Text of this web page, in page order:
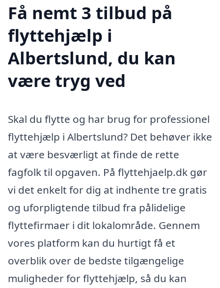
Få nemt 3 tilbud på
flyttehjælp i
Albertslund, du kan
være tryg ved
Skal du flytte og har brug for professionel
flyttehjælp i Albertslund? Det behøver ikke
at være besværligt at finde de rette
fagfolk til opgaven. På flyttehjaelp.dk gør
vi det enkelt for dig at indhente tre gratis
og uforpligtende tilbud fra pålidelige
flyttefirmaer i dit lokalområde. Gennem
vores platform kan du hurtigt få et
overblik over de bedste tilgængelige
muligheder for flyttehjælp, så du kan